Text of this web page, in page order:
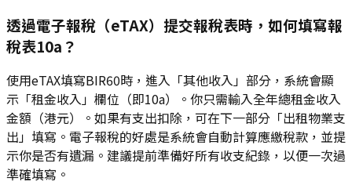
透過電子報稅（eTAX）提交報稅表時，如何填寫報
稅表10a？
使用eTAX填寫BIR60時，進入「其他收入」部分，系統會顯
示「租金收入」欄位（即10a）。你只需輸入全年總租金收入
金額（港元）。如果有支出扣除，可在下一部分「出租物業支
出」填寫。電子報稅的好處是系統會自動計算應繳稅款，並提
示你是否有遺漏。建議提前準備好所有收支紀錄，以便一次過
準確填寫。